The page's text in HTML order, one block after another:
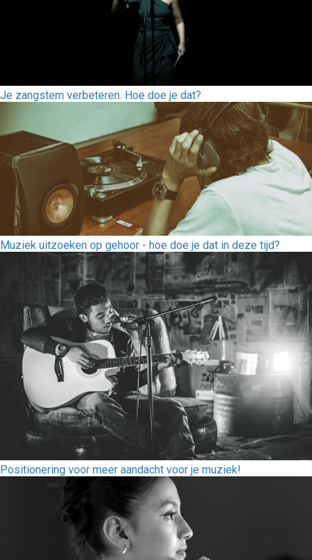
Je zangstem verbeteren. Hoe doe je dat?
Muziek uitzoeken op gehoor - hoe doe je dat in deze tijd?
Positionering voor meer aandacht voor je muziek!